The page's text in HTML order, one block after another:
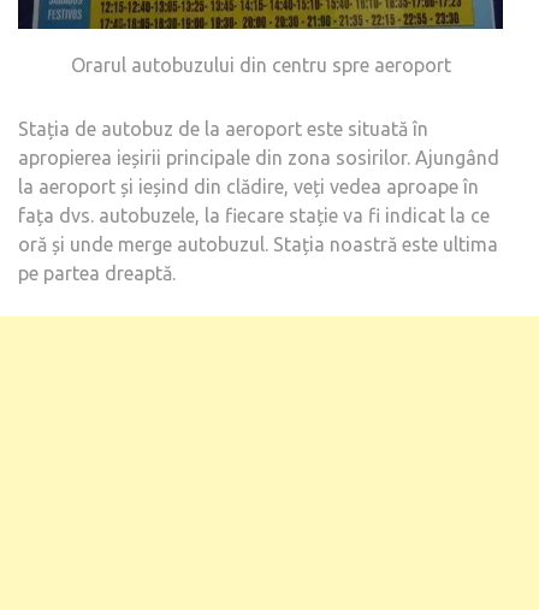
Orarul autobuzului din centru spre aeroport
Stația de autobuz de la aeroport este situată în
apropierea ieșirii principale din zona sosirilor. Ajungând
la aeroport și ieșind din clădire, veți vedea aproape în
fața dvs. autobuzele, la fiecare stație va fi indicat la ce
oră și unde merge autobuzul. Stația noastră este ultima
pe partea dreaptă.